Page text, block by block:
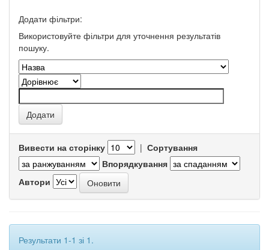
Додати фільтри:
Використовуйте фільтри для уточнення результатів
пошуку.
Вивести на сторінку | Сортування
Впорядкування
Автори
Результати 1-1 зі 1.